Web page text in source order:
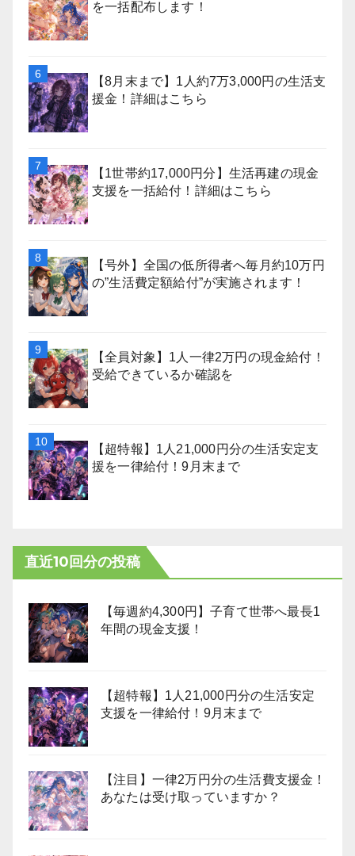
を一括配布します！
【8月末まで】1人約7万3,000円の生活支
援金！詳細はこちら
【1世帯約17,000円分】生活再建の現金
支援を一括給付！詳細はこちら
【号外】全国の低所得者へ毎月約10万円
の”生活費定額給付”が実施されます！
【全員対象】1人一律2万円の現金給付！
受給できているか確認を
【超特報】1人21,000円分の生活安定支
援を一律給付！9月末まで
直近10回分の投稿
【毎週約4,300円】子育て世帯へ最長1
年間の現金支援！
【超特報】1人21,000円分の生活安定
支援を一律給付！9月末まで
【注目】一律2万円分の生活費支援金！
あなたは受け取っていますか？